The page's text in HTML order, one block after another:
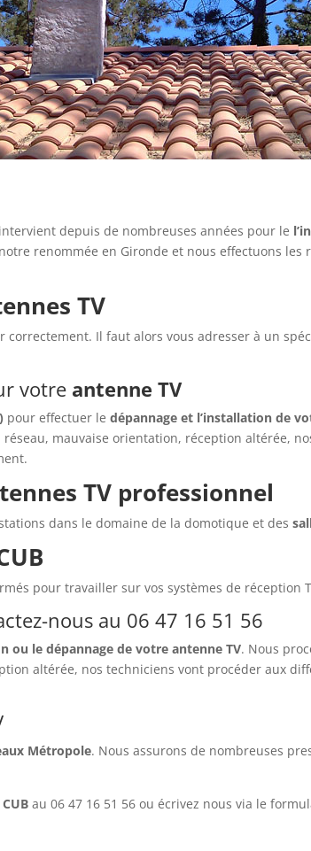
depuis de nombreuses années pour le
renommée en Gironde et nous effectuons
TV
correctement. Il faut alors vous adresser à un
votre antenne TV
pour effectuer ledépannage et l’installation de
mauvaise orientation, réception altérée,
TV professionnel
dans le domaine de la domotique et des
pour travailler sur vos systèmes de réception
nous au 06 47 16 51 56
ou le dépannage de votre antenne TV. Nous
altérée, nos techniciens vont procéder aux
Métropole. Nous assurons de nombreuses
CUBau 06 47 16 51 56 ou écrivez nous via le